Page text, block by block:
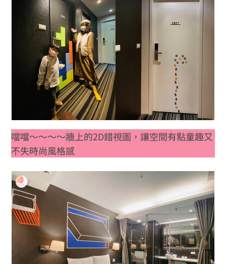
噹噹～～～～牆上的2D錯視圖，讓空間有點童趣又
不失時尚風格感